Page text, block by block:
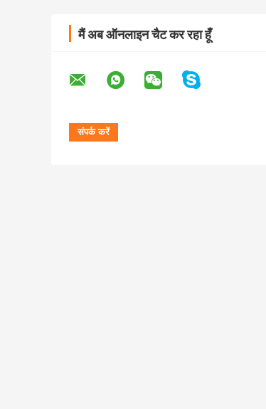
मैं अब ऑनलाइन चैट कर रहा हूँ